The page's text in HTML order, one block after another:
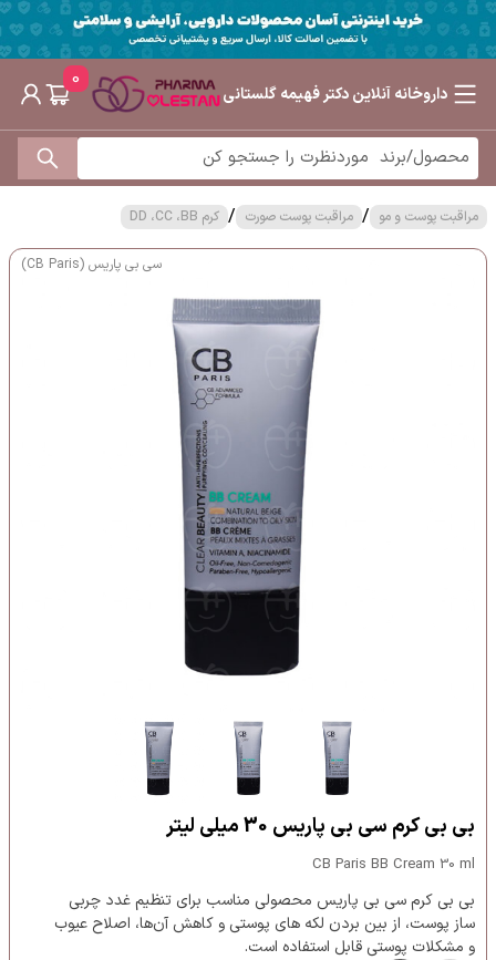
داروخانه آنلاین دکتر فهیمه گلستانی
0
مراقبت پوست و مو / مراقبت پوست صورت / کرم DD ،CC ،BB
سی بی پاریس (CB Paris)
بی بی کرم سی بی پاریس 30 میلی لیتر
CB Paris BB Cream 30 ml
بی بی کرم سی بی پاریس محصولی مناسب برای تنظیم غدد چربی
ساز پوست، از بین بردن لکه های پوستی و کاهش آن‌ها، اصلاح عیوب
و مشکلات پوستی قابل استفاده است.